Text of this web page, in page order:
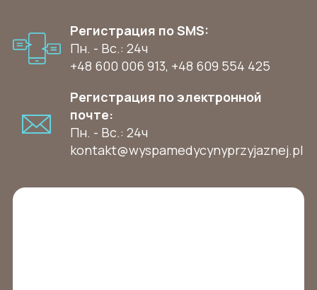
Регистрация по SMS:
Пн. - Вс.: 24ч
+48 600 006 913, +48 609 554 425
Регистрация по электронной
почте:
Пн. - Вс.: 24ч
kontakt@wyspamedycynyprzyjaznej.pl